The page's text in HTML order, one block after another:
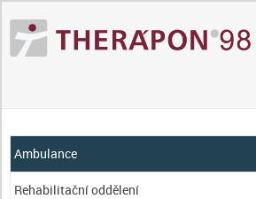
Ambulance
Rehabilitační oddělení